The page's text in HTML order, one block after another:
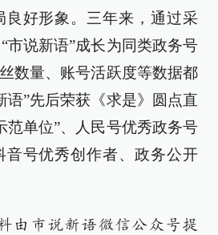
良好形象。三年来，通过采
市说新语”成长为同类政务号
数量、账号活跃度等数据都
语”先后荣获《求是》圆点直
范单位”、人民号优秀政务号
音号优秀创作者、政务公开
由市说新语微信公众号提